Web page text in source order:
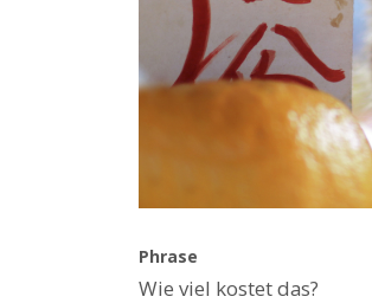
Phrase
Wie viel kostet das?